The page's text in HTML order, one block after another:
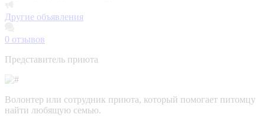
Другие объявления
0 отзывов
Представитель приюта
Волонтер или сотрудник приюта, который помогает питомцу
найти любящую семью.